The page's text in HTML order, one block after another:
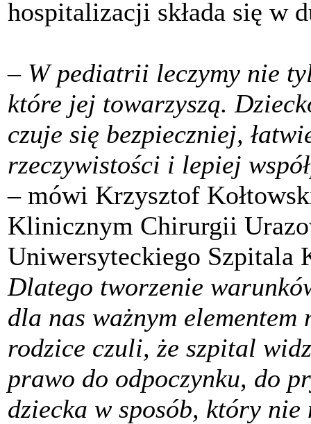
hospitalizacji składa się w
– W pediatrii leczymy nie
które jej towarzyszą.
czuje się bezpieczniej,
rzeczywistości i lepiej
– mówi Krzysztof
Klinicznym Chirurgii
Uniwersyteckiego Szpitala
Dlatego tworzenie
dla nas ważnym
rodzice czuli, że szpital
prawo do odpoczynku, do
dziecka w sposób, który